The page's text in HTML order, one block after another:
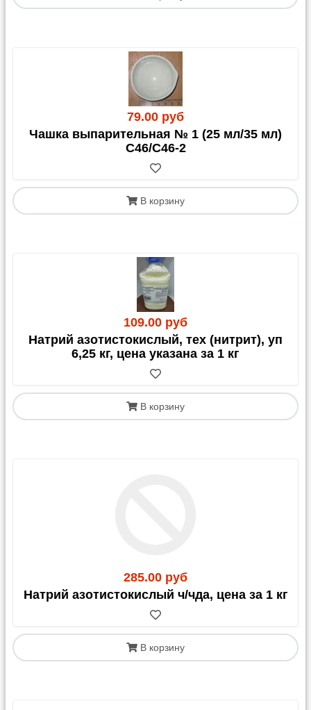
Казахстан
обязательным документом является
(Сопроводительная Накладная на Товар)
документ должен быть оформлен получателем
(клиентом) в Казахстане.
79.00 руб
Чашка выпарительная № 1 (25 мл/35 мл)
С46/С46-2
В корзину
109.00 руб
Натрий азотистокислый, тех (нитрит), уп
6,25 кг, цена указана за 1 кг
В корзину
285.00 руб
Натрий азотистокислый ч/чда, цена за 1 кг
В корзину